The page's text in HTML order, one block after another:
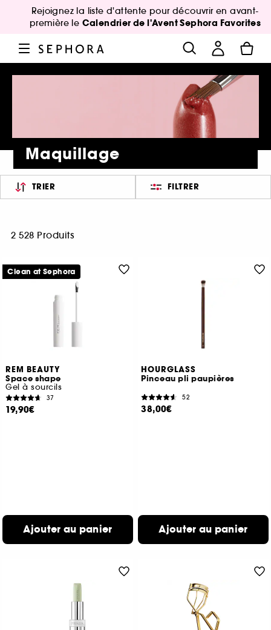
Rejoignez la liste d'attente pour découvrir en avant-
première le Calendrier de l'Avent Sephora Favorites
Maquillage
TRIER FILTRER
2 528 Produits
REM BEAUTY
Space shape
Gel à sourcils
37
19,90€
Ajouter au panier
Clean at Sephora
HOURGLASS
Pinceau pli paupières
52
38,00€
Ajouter au panier